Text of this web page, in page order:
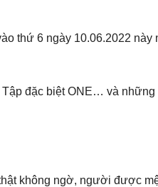
thứ 6 ngày 10.06.2022 này
đặc biệt ONE… và những
không ngờ, người được